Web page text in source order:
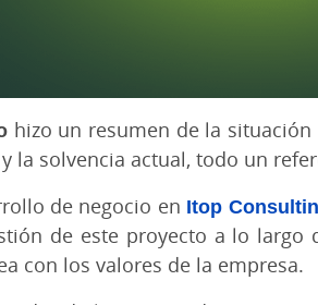
hizo un resumen de la situación
la solvencia actual, todo un
de negocio en Itop
de este proyecto a lo largo
con los valores de la empresa.